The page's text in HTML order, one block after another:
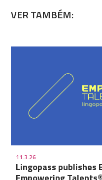
VER TAMBÉM:
11.3.26
Lingopass publishes